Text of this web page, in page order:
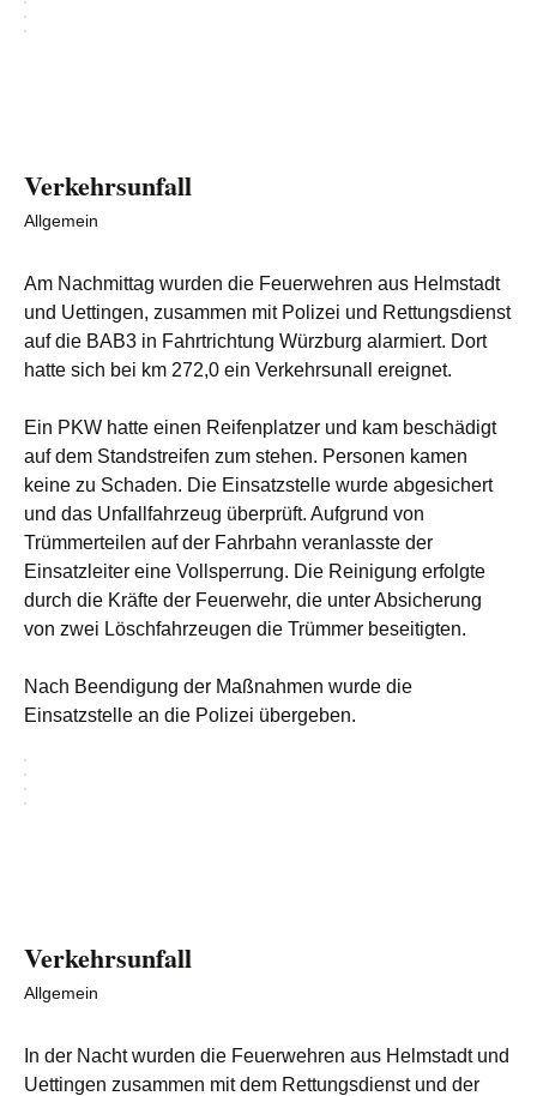
Verkehrsunfall
Allgemein
Am Nachmittag wurden die Feuerwehren aus Helmstadt
und Uettingen, zusammen mit Polizei und Rettungsdienst
auf die BAB3 in Fahrtrichtung Würzburg alarmiert. Dort
hatte sich bei km 272,0 ein Verkehrsunall ereignet.
Ein PKW hatte einen Reifenplatzer und kam beschädigt
auf dem Standstreifen zum stehen. Personen kamen
keine zu Schaden. Die Einsatzstelle wurde abgesichert
und das Unfallfahrzeug überprüft. Aufgrund von
Trümmerteilen auf der Fahrbahn veranlasste der
Einsatzleiter eine Vollsperrung. Die Reinigung erfolgte
durch die Kräfte der Feuerwehr, die unter Absicherung
von zwei Löschfahrzeugen die Trümmer beseitigten.
Nach Beendigung der Maßnahmen wurde die
Einsatzstelle an die Polizei übergeben.
Verkehrsunfall
Allgemein
In der Nacht wurden die Feuerwehren aus Helmstadt und
Uettingen zusammen mit dem Rettungsdienst und der